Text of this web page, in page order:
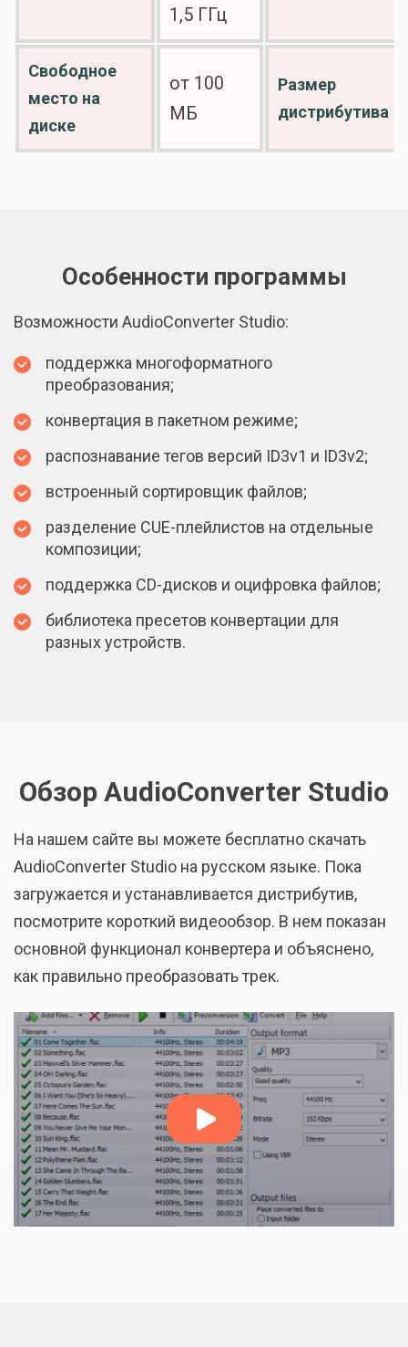
1,5 ГГц
Свободное
место на
диске
от 100
МБ
Размер
дистрибутива
Особенности программы
Возможности AudioConverter Studio:
поддержка многоформатного
преобразования;
конвертация в пакетном режиме;
распознавание тегов версий ID3v1 и ID3v2;
встроенный сортировщик файлов;
разделение CUE-плейлистов на отдельные
композиции;
поддержка CD-дисков и оцифровка файлов;
библиотека пресетов конвертации для
разных устройств.
Обзор AudioConverter Studio
На нашем сайте вы можете бесплатно скачать
AudioConverter Studio на русском языке. Пока
загружается и устанавливается дистрибутив,
посмотрите короткий видеообзор. В нем показан
основной функционал конвертера и объяснено,
как правильно преобразовать трек.